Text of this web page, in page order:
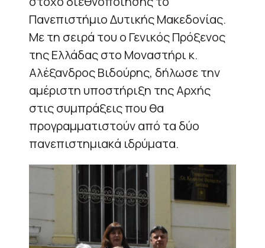
Πανεπιστήμιο Δυτικής Μακεδονίας.
Με τη σειρά του ο Γενικός Πρόξενος
της Ελλάδας στο Μοναστήρι κ.
Αλέξανδρος Βιδούρης, δήλωσε την
αμέριστη υποστήριξη της Αρχής
στις συμπράξεις που θα
προγραμματιστούν από τα δύο
πανεπιστημιακά ιδρύματα.